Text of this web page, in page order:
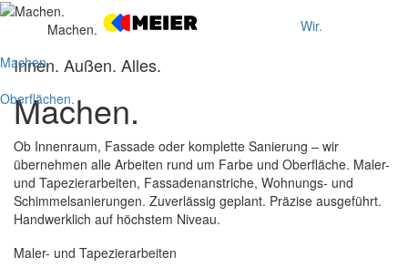
Wir.
Machen.
Oberflächen.
Machen.
Innen. Außen. Alles.
Machen.
Ob Innenraum, Fassade oder komplette Sanierung – wir
übernehmen alle Arbeiten rund um Farbe und Oberfläche. Maler-
und Tapezierarbeiten, Fassadenanstriche, Wohnungs- und
Schimmelsanierungen. Zuverlässig geplant. Präzise ausgeführt.
Handwerklich auf höchstem Niveau.
Maler- und Tapezierarbeiten